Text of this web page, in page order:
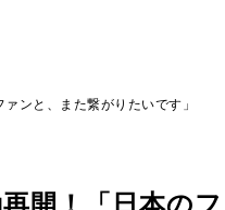
ンと、また繋がりたいです」
開！「日本のフ